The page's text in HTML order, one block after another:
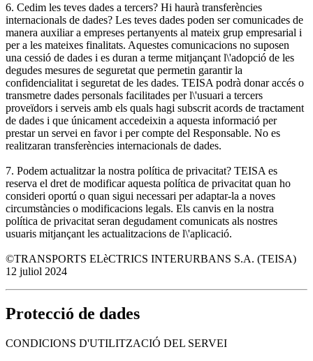
6. Cedim les teves dades a tercers? Hi haurà transferències
internacionals de dades? Les teves dades poden ser comunicades de
manera auxiliar a empreses pertanyents al mateix grup empresarial i
per a les mateixes finalitats. Aquestes comunicacions no suposen
una cessió de dades i es duran a terme mitjançant l\'adopció de les
degudes mesures de seguretat que permetin garantir la
confidencialitat i seguretat de les dades. TEISA podrà donar accés o
transmetre dades personals facilitades per l\'usuari a tercers
proveïdors i serveis amb els quals hagi subscrit acords de tractament
de dades i que únicament accedeixin a aquesta informació per
prestar un servei en favor i per compte del Responsable. No es
realitzaran transferències internacionals de dades.
7. Podem actualitzar la nostra política de privacitat? TEISA es
reserva el dret de modificar aquesta política de privacitat quan ho
consideri oportú o quan sigui necessari per adaptar-la a noves
circumstàncies o modificacions legals. Els canvis en la nostra
política de privacitat seran degudament comunicats als nostres
usuaris mitjançant les actualitzacions de l\'aplicació.
©TRANSPORTS ELèCTRICS INTERURBANS S.A. (TEISA)
12 juliol 2024
Protecció de dades
CONDICIONS D'UTILITZACIÓ DEL SERVEI